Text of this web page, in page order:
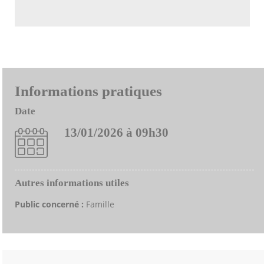
Informations pratiques
Date
13/01/2026 à 09h30
Autres informations utiles
Public concerné : Famille